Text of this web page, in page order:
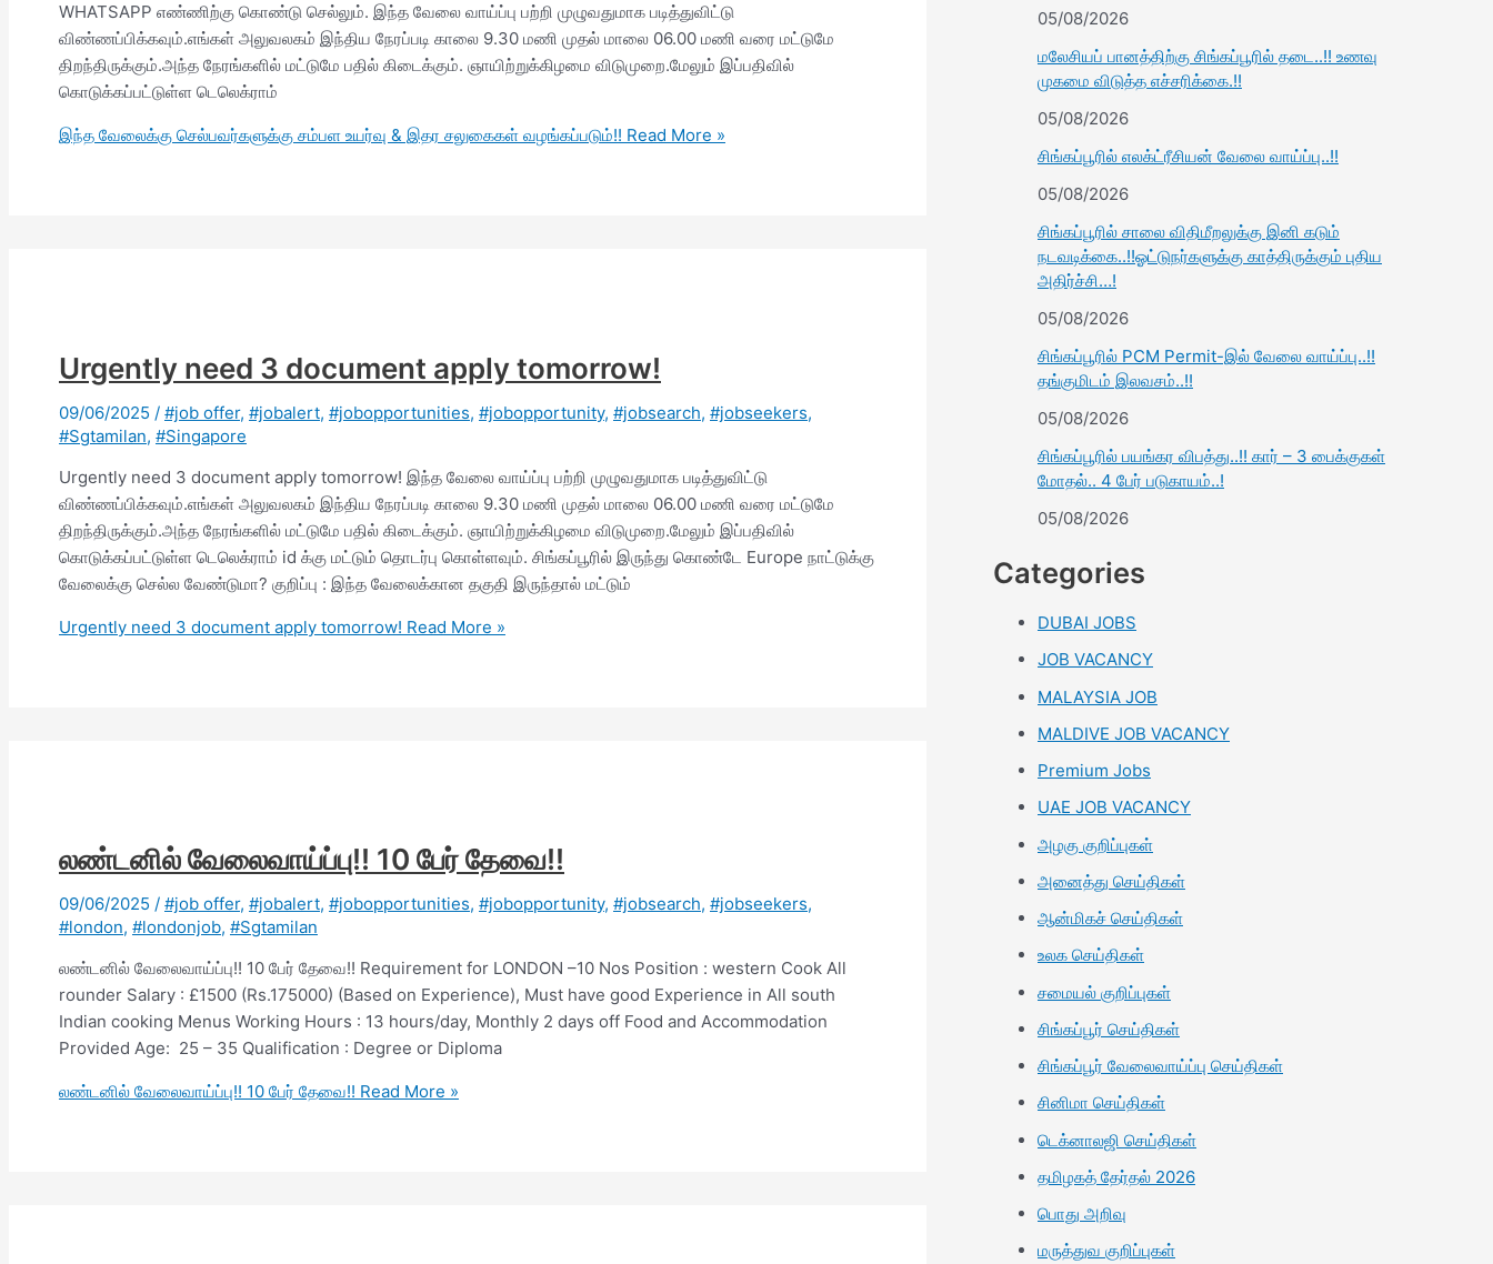
WHATSAPP எண்ணிற்கு கொண்டு செல்லும். இந்த வேலை வாய்ப்பு பற்றி முழுவதுமாக படித்துவிட்டு
விண்ணப்பிக்கவும்.எங்கள் அலுவலகம் இந்திய நேரப்படி காலை 9.30 மணி முதல் மாலை 06.00 மணி வரை மட்டுமே
திறந்திருக்கும்.அந்த நேரங்களில் மட்டுமே பதில் கிடைக்கும். ஞாயிற்றுக்கிழமை விடுமுறை.மேலும் இப்பதிவில்
கொடுக்கப்பட்டுள்ள டெலெக்ராம்
இந்த வேலைக்கு செல்பவர்களுக்கு சம்பள உயர்வு & இதர சலுகைகள் வழங்கப்படும்!! Read More »
Urgently need 3 document apply tomorrow!
09/06/2025 / #job offer, #jobalert, #jobopportunities, #jobopportunity, #jobsearch, #jobseekers,
#Sgtamilan, #Singapore
Urgently need 3 document apply tomorrow! இந்த வேலை வாய்ப்பு பற்றி முழுவதுமாக படித்துவிட்டு
விண்ணப்பிக்கவும்.எங்கள் அலுவலகம் இந்திய நேரப்படி காலை 9.30 மணி முதல் மாலை 06.00 மணி வரை மட்டுமே
திறந்திருக்கும்.அந்த நேரங்களில் மட்டுமே பதில் கிடைக்கும். ஞாயிற்றுக்கிழமை விடுமுறை.மேலும் இப்பதிவில்
கொடுக்கப்பட்டுள்ள டெலெக்ராம் id க்கு மட்டும் தொடர்பு கொள்ளவும். சிங்கப்பூரில் இருந்து கொண்டே Europe நாட்டுக்கு
வேலைக்கு செல்ல வேண்டுமா? குறிப்பு : இந்த வேலைக்கான தகுதி இருந்தால் மட்டும்
Urgently need 3 document apply tomorrow! Read More »
லண்டனில் வேலைவாய்ப்பு!! 10 பேர் தேவை!!
09/06/2025 / #job offer, #jobalert, #jobopportunities, #jobopportunity, #jobsearch, #jobseekers,
#london, #londonjob, #Sgtamilan
லண்டனில் வேலைவாய்ப்பு!! 10 பேர் தேவை!! Requirement for LONDON –10 Nos Position : western Cook All
rounder Salary : £1500 (Rs.175000) (Based on Experience), Must have good Experience in All south
Indian cooking Menus Working Hours : 13 hours/day, Monthly 2 days off Food and Accommodation
Provided Age: 25 – 35 Qualification : Degree or Diploma
லண்டனில் வேலைவாய்ப்பு!! 10 பேர் தேவை!! Read More »
05/08/2026
மலேசியப் பானத்திற்கு சிங்கப்பூரில் தடை..!! உணவு
முகமை விடுத்த எச்சரிக்கை.!!
05/08/2026
சிங்கப்பூரில் எலக்ட்ரீசியன் வேலை வாய்ப்பு..!!
05/08/2026
சிங்கப்பூரில் சாலை விதிமீறலுக்கு இனி கடும்
நடவடிக்கை..!!ஓட்டுநர்களுக்கு காத்திருக்கும் புதிய
அதிர்ச்சி…!
05/08/2026
சிங்கப்பூரில் PCM Permit-இல் வேலை வாய்ப்பு..!!
தங்குமிடம் இலவசம்..!!
05/08/2026
சிங்கப்பூரில் பயங்கர விபத்து..!! கார் – 3 பைக்குகள்
மோதல்.. 4 பேர் படுகாயம்..!
05/08/2026
Categories
DUBAI JOBS
JOB VACANCY
MALAYSIA JOB
MALDIVE JOB VACANCY
Premium Jobs
UAE JOB VACANCY
அழகு குறிப்புகள்
அனைத்து செய்திகள்
ஆன்மிகச் செய்திகள்
உலக செய்திகள்
சமையல் குறிப்புகள்
சிங்கப்பூர் செய்திகள்
சிங்கப்பூர் வேலைவாய்ப்பு செய்திகள்
சினிமா செய்திகள்
டெக்னாலஜி செய்திகள்
தமிழகத் தேர்தல் 2026
பொது அறிவு
மருத்துவ குறிப்புகள்